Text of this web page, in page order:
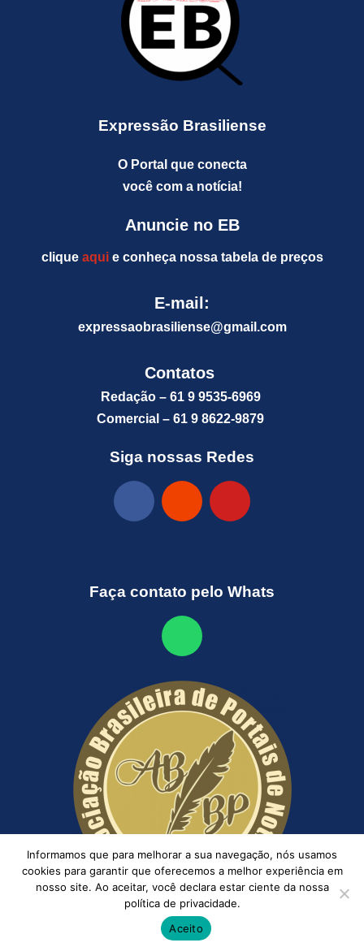
Expressão Brasiliense
O Portal que conecta
você com a notícia!
Anuncie no EB
clique aquie conheça nossa tabela de preços
E-mail:
expressaobrasiliense@gmail.com
Contatos
Redação – 61 9 9535-6969
Comercial – 61 9 8622-9879
Siga nossas Redes
Faça contato pelo Whats
Informamos que para melhorar a sua navegação, nós usamos
cookies para garantir que oferecemos a melhor experiência em
nosso site. Ao aceitar, você declara estar ciente da nossa
política de privacidade.
Aceito